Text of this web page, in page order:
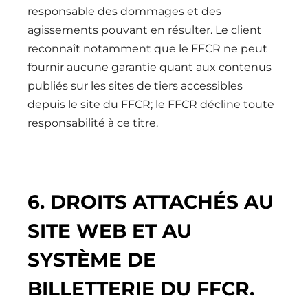
responsable des dommages et des
agissements pouvant en résulter. Le client
reconnaît notamment que le FFCR ne peut
fournir aucune garantie quant aux contenus
publiés sur les sites de tiers accessibles
depuis le site du FFCR; le FFCR décline toute
responsabilité à ce titre.
6. DROITS ATTACHÉS AU
SITE WEB ET AU
SYSTÈME DE
BILLETTERIE DU FFCR.